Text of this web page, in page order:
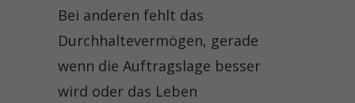
Bei anderen fehlt das
Durchhaltevermögen, gerade
wenn die Auftragslage besser
wird oder das Leben